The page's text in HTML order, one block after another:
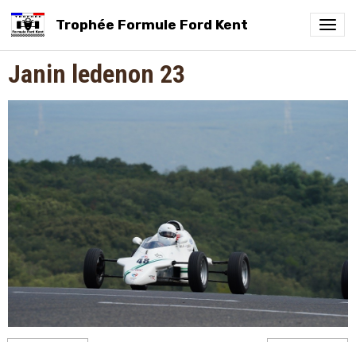
Trophée Formule Ford Kent
Janin ledenon 23